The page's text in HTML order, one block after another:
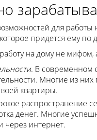
для
придется ему по
на дому не мифом,
. В современном
Многие из
квартиры.
распространение
денег. Многие
через интернет.